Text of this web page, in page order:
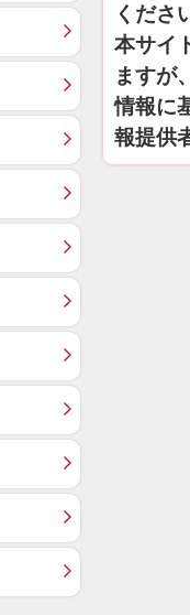
くださ
本サイ
ますが
情報に
報提供